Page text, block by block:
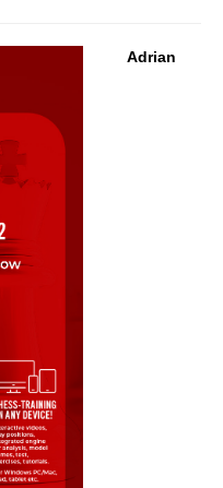
Adrian